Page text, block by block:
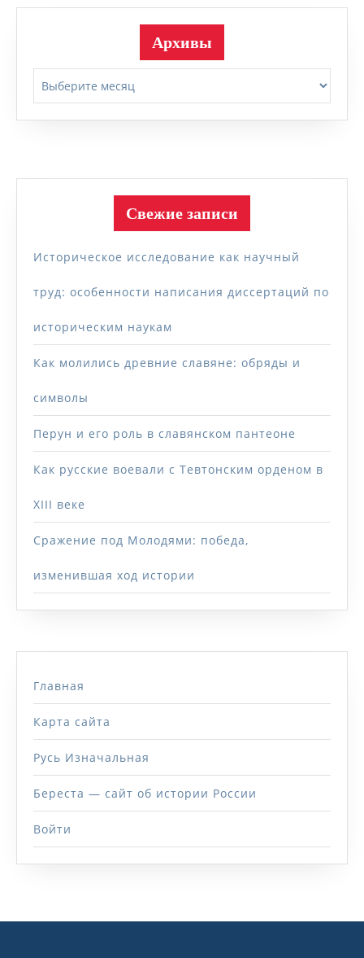
Архивы
Свежие записи
Историческое исследование как научный
труд: особенности написания диссертаций по
историческим наукам
Как молились древние славяне: обряды и
символы
Перун и его роль в славянском пантеоне
Как русские воевали с Тевтонским орденом в
XIII веке
Сражение под Молодями: победа,
изменившая ход истории
Главная
Карта сайта
Русь Изначальная
Береста — сайт об истории России
Войти